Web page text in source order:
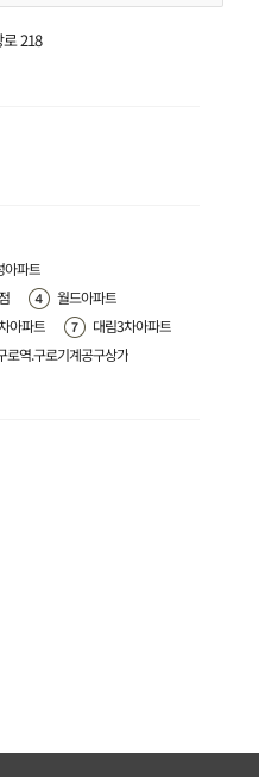
218
아파트
월드아파트
아파트
대림3차아파트
로역.구로기계공구상가